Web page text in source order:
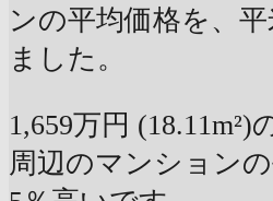
ンの平均価格を、
ました。
1,659万円 (18.11m²)
周辺のマンション